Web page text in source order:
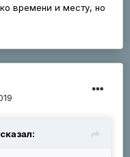
времени и месту, но